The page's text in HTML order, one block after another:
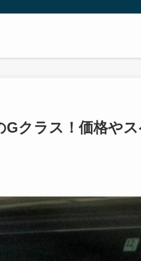
Gクラス！価格や